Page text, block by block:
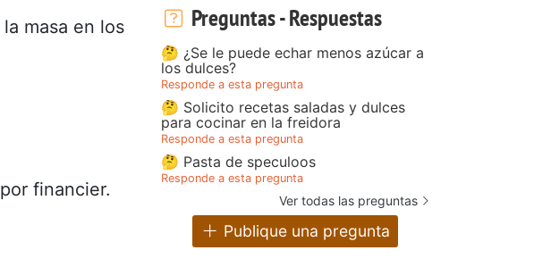
masa en los
financier.
Preguntas - Respuestas
🤔 ¿Se le puede echar menos azúcar a
los dulces?
Responde a esta pregunta
🤔 Solicito recetas saladas y dulces
para cocinar en la freidora
Responde a esta pregunta
🤔 Pasta de speculoos
Responde a esta pregunta
Ver todas las preguntas
Publique una pregunta